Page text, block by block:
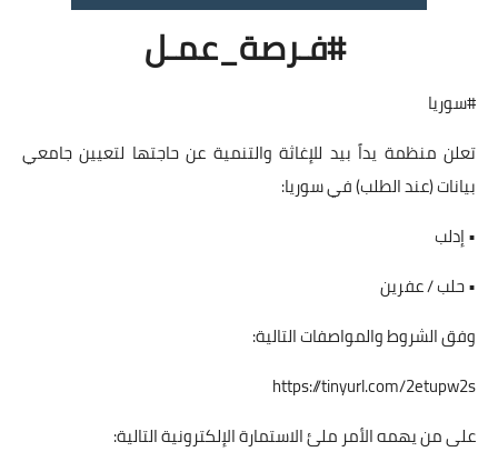
#فـرصة_عمـل
#سوريا
تعلن منظمة يداً بيد للإغاثة والتنمية عن حاجتها لتعيين جامعي
بيانات (عند الطلب) في سوريا:
• إدلب
• حلب / عفرين
وفق الشروط والمواصفات التالية:
https://tinyurl.com/2etupw2s
على من يهمه الأمر ملئ الاستمارة الإلكترونية التالية: